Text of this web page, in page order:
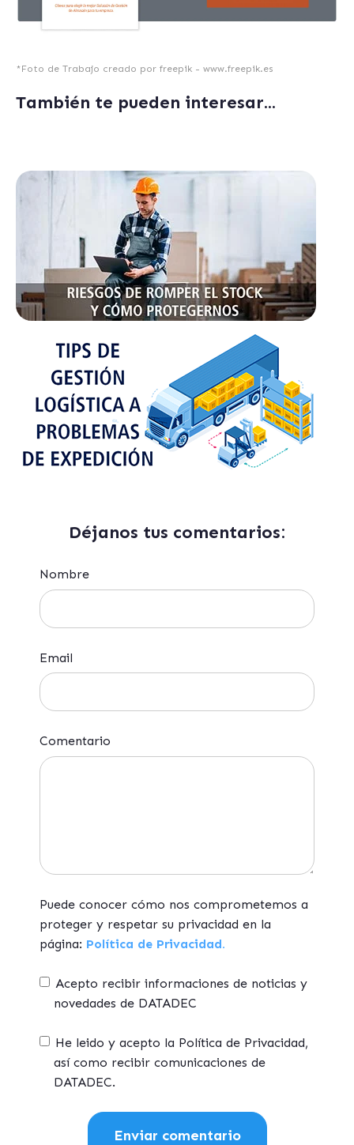
*Foto de Trabajo creado por freepik - www.freepik.es
También te pueden interesar...
Déjanos tus comentarios:
Nombre
Email
Comentario
Puede conocer cómo nos comprometemos a
proteger y respetar su privacidad en la
página: Política de Privacidad.
Acepto recibir informaciones de noticias y
novedades de DATADEC
He leido y acepto la Política de Privacidad,
así como recibir comunicaciones de
DATADEC.